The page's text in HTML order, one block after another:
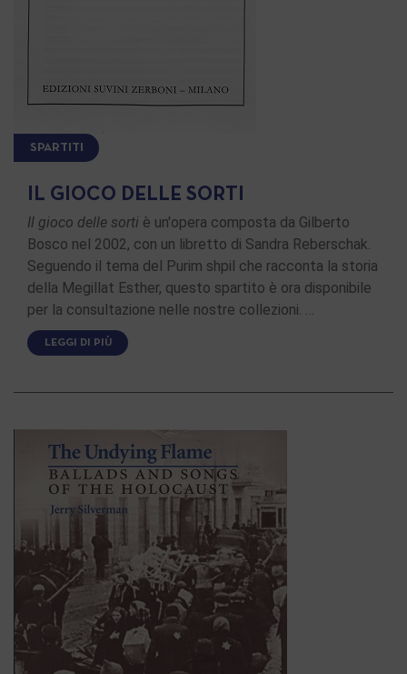
SPARTITI
IL GIOCO DELLE SORTI
Il gioco delle sorti è un'opera composta da Gilberto
Bosco nel 2002, con un libretto di Sandra Reberschak.
Seguendo il tema del Purim shpil che racconta la storia
della Megillat Esther, questo spartito è ora disponibile
per la consultazione nelle nostre collezioni. …
LEGGI DI PIÙ